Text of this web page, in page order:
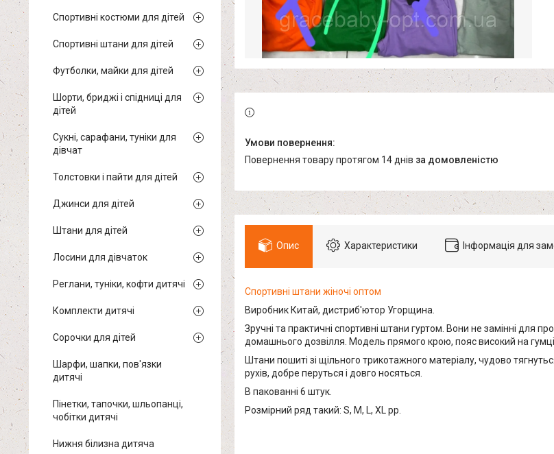
повернення товару протягом 14 днів за домовленістю
Опис Характеристики Інформація для
Спортивні штани жіночі оптом
Виробник Китай, дистриб'ютор Угорщина.
Зручні та практичні спортивні штани гуртом. Вони не замінні для
домашнього дозвілля. Модель прямого крою, пояс високий на гумці.
Штани пошиті зі щільного трикотажного матеріалу, чудово
рухів, добре перуться і довго носяться.
В пакованні 6 штук.
Розмірний ряд такий: S, M, L, XL pp.
Спортивні костюми для дітей
Спортивні штани для дітей
Футболки, майки для дітей
Шорти, бриджі і спідниці для
дітей
Сукні, сарафани, туніки для
дівчат
Толстовки і пайти для дітей
Джинси для дітей
Штани для дітей
Лосини для дівчаток
Реглани, туніки, кофти дитячі
Комплекти дитячі
Сорочки для дітей
Шарфи, шапки, пов'язки
дитячі
Пінетки, тапочки, шльопанці,
чобітки дитячі
Нижня білизна дитяча